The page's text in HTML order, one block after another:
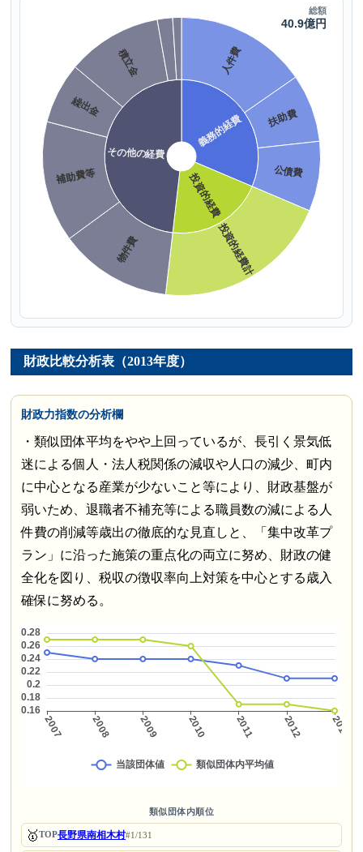
財政比較分析表（2013年度）
財政力指数の分析欄
・類似団体平均をやや上回っているが、長引く景気低
迷による個人・法人税関係の減収や人口の減少、町内
に中心となる産業が少ないこと等により、財政基盤が
弱いため、退職者不補充等による職員数の減による人
件費の削減等歳出の徹底的な見直しと、「集中改革プ
ラン」に沿った施策の重点化の両立に努め、財政の健
全化を図り、税収の徴収率向上対策を中心とする歳入
確保に努める。
類似団体内順位
🥇TOP長野県南相木村#1/131